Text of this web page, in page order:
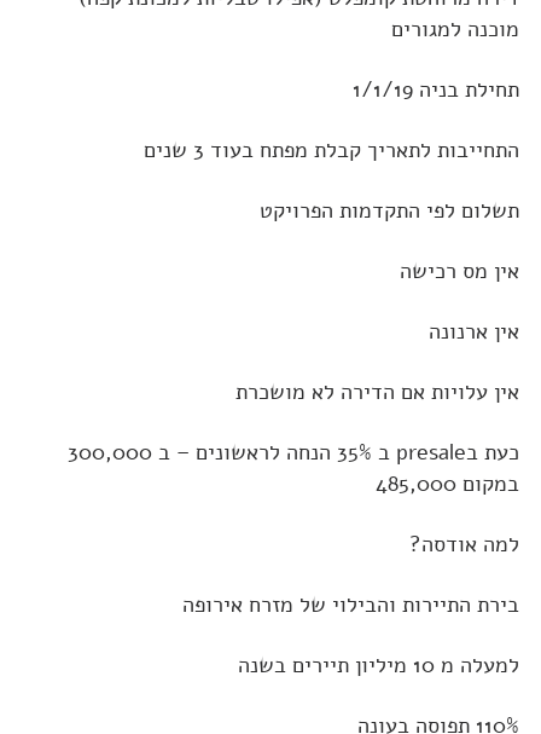
מוכנה למגורים
תחילת בניה 1/1/19
התחייבות לתאריך קבלת מפתח בעוד 3 שנים
תשלום לפי התקדמות הפרויקט
אין מס רכישה
אין ארנונה
אין עלויות אם הדירה לא מושכרת
כעת בpresale ב 35% הנחה לראשונים – ב 300,000
במקום 485,000
למה אודסה?
בירת התיירות והבילוי של מזרח אירופה
למעלה מ 10 מיליון תיירים בשנה
110% תפוסה בעונה